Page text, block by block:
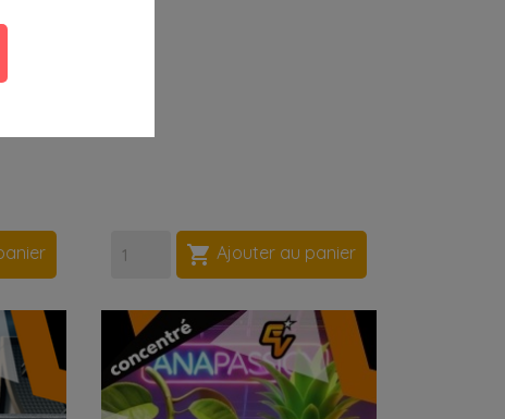
 Ajouter au panier